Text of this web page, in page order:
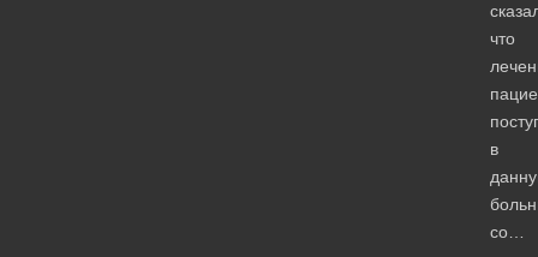
что
в
со…